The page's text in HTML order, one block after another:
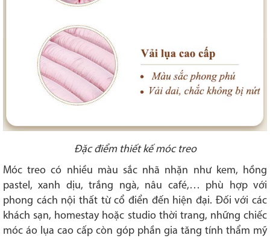
Đặc điểm thiết kế móc treo
Móc treo có nhiều màu sắc nhã nhặn như kem, hồng
pastel, xanh dịu, trắng ngà, nâu café,… phù hợp với
phong cách nội thất từ cổ điển đến hiện đại. Đối với các
khách sạn, homestay hoặc studio thời trang, những chiếc
móc áo lụa cao cấp còn góp phần gia tăng tính thẩm mỹ